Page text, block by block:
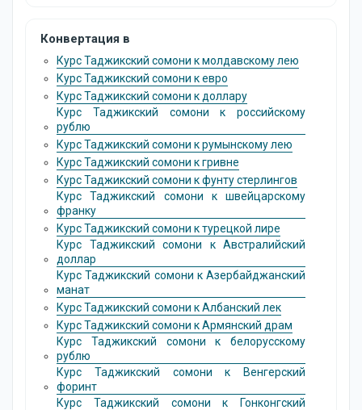
Конвертация в
Курс Таджикский сомони к молдавскому лею
Курс Таджикский сомони к евро
Курс Таджикский сомони к доллару
Курс Таджикский сомони к российскому
рублю
Курс Таджикский сомони к румынскому лею
Курс Таджикский сомони к гривне
Курс Таджикский сомони к фунту стерлингов
Курс Таджикский сомони к швейцарскому
франку
Курс Таджикский сомони к турецкой лире
Курс Таджикский сомони к Австралийский
доллар
Курс Таджикский сомони к Азербайджанский
манат
Курс Таджикский сомони к Албанский лек
Курс Таджикский сомони к Армянский драм
Курс Таджикский сомони к белорусскому
рублю
Курс Таджикский сомони к Венгерский
форинт
Курс Таджикский сомони к Гонконгский